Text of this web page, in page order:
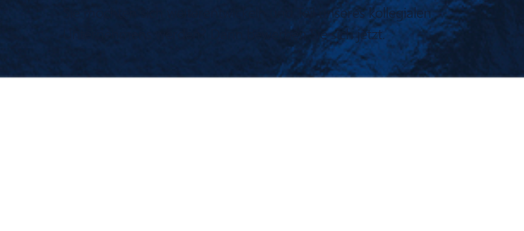
Sie möchten sich weiterentwickeln und Teil unseres kollegialen
Unternehmens werden? Dann bewerben Sie sich jetzt.